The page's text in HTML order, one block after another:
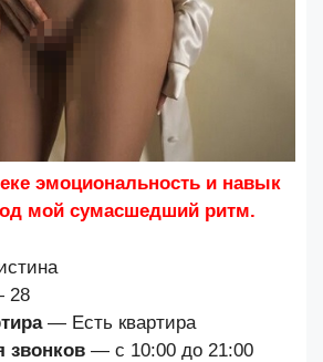
эмоциональность и навык
мой сумасшедший ритм.
28
— Есть квартира
— с 10:00 до 21:00